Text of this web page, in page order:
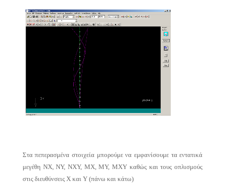
Στα πεπερασμένα στοιχεία μπορούμε να εμφανίσουμε τα εντατικά
μεγέθη ΝΧ, ΝΥ, ΝΧΥ, ΜΧ, ΜΥ, ΜΧΥ καθώς και τους οπλισμούς
στις διευθύνσεις Χ και Υ (πάνω και κάτω)